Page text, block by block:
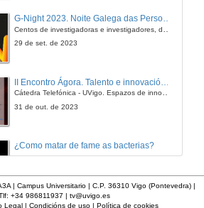
G-Night 2023. Noite Galega das Persoas Investigadoras. Conciencias creativas
29 de set. de 2023
Cátedra Telefónica - UVigo. Espazos de innovación
31 de out. de 2023
¿Como matar de fame as bacterias?
| Campus Universitario | C.P. 36310 Vigo (Pontevedra) |
+34 986811937 | tv@uvigo.es
Legal| Condicións de uso| Política de cookies